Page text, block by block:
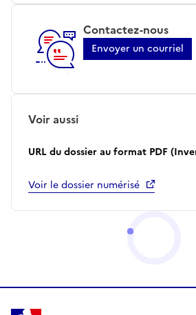
Contactez-nous
Envoyer un courriel
Voir aussi
URL du dossier au format PDF
Voir le dossier numérisé